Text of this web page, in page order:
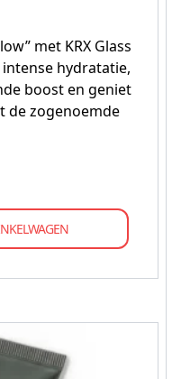
met KRX Glass
hydratatie,
boost en geniet
de zogenoemde